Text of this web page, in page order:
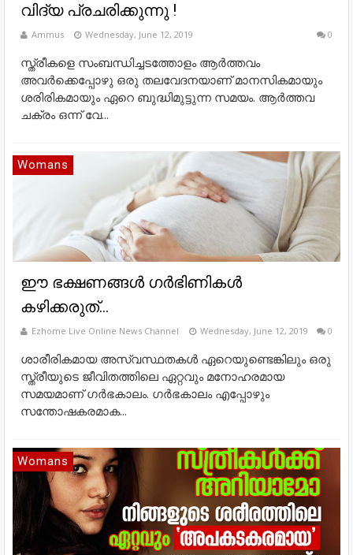
വിദ്യ പ്രചരിക്കുന്നു !
Ammus Wednesday, June 12, 2019 0
സ്ത്രീകളെ സംബന്ധിച്ചടത്തോളം ആർത്തവം
അവർക്കെപ്പോഴു ഒരു തലവേദനയാണ് മാനസികമായും
ശരിരികമായും ഏറെ ബുദ്ധിമുട്ടുന്ന സമയം. ആർത്തവ
ചക്രം ഒന്ന് വേ...
Womans
ഈ ഭക്ഷണങ്ങള്‍ ഗര്‍ഭിണികള്‍
കഴിക്കരുത്…
Ezhome Live Online News Channel Wednesday, June 12, 2019 0
ശാരീരികമായ അസ്വസ്ഥതകള്‍ ഏറെയുണ്ടെങ്കിലും ഒരു
സ്ത്രീയുടെ ജീവിതത്തിലെ ഏറ്റവും മനോഹരമായ
സമയമാണ് ഗര്‍ഭകാലം. ഗര്‍ഭകാലം എപ്പോഴും
സന്തോഷകരമാക...
Womans